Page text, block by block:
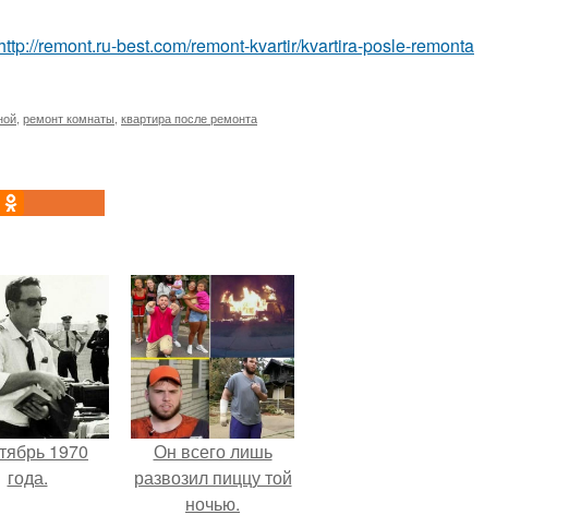
remont.ru-best.com/remont-kvartir/kvartira-posle-remonta
ремонт комнаты квартира после ремонта
1970
года.
Он всего лишь
развозил пиццу той
ночью.